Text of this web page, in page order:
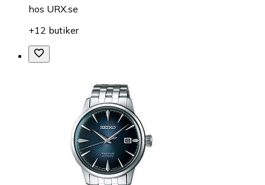
hos URX.se
+12 butiker